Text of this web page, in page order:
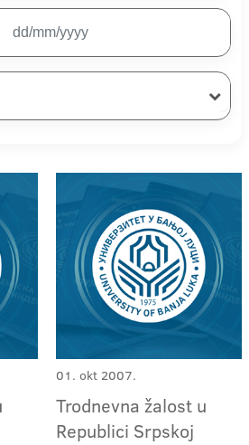
01. okt 2007.
Trodnevna žalost u
Republici Srpskoj